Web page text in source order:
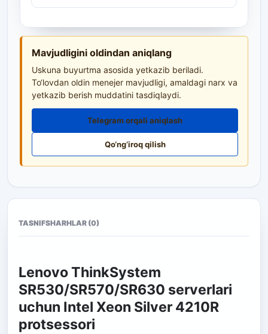
Mavjudligini oldindan aniqlang
Uskuna buyurtma asosida yetkazib beriladi.
To‘lovdan oldin menejer mavjudligi, amaldagi narx va
yetkazib berish muddatini tasdiqlaydi.
Telegram orqali aniqlash
Qo‘ng‘iroq qilish
TASNIFSHARHLAR (0)
Lenovo ThinkSystem
SR530/SR570/SR630 serverlari
uchun Intel Xeon Silver 4210R
protsessori